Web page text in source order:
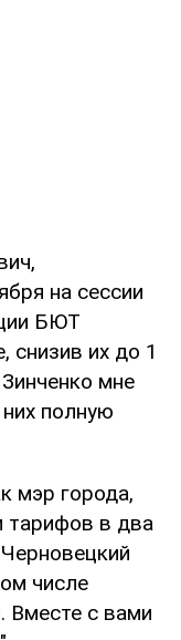
на сессии
БЮТ
снизив их до 1
мне
полную
мэр города,
тарифов в два
числе
Вместе с вами